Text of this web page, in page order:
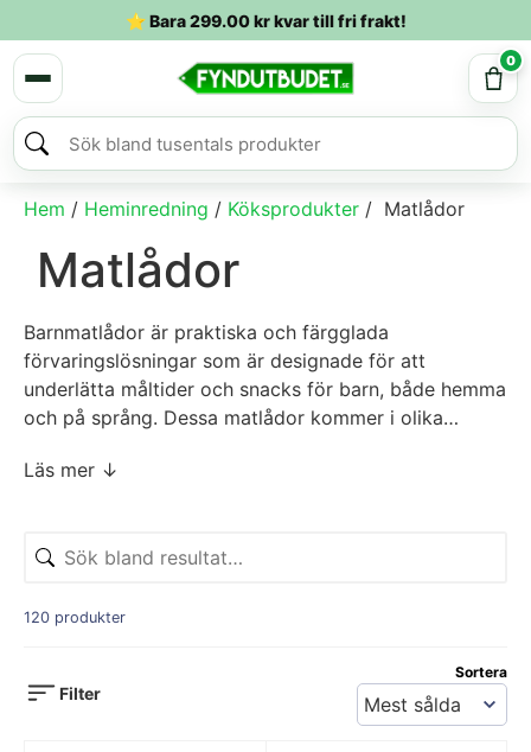
⭐ Bara299.00krkvar till fri frakt!
0
Hem / Heminredning / Köksprodukter / Matlådor
Matlådor
Barnmatlådor är praktiska och färgglada
förvaringslösningar som är designade för att
underlätta måltider och snacks för barn, både hemma
och på språng. Dessa matlådor kommer i olika
en varierad kost bestående av frukt, grönsaker,
säkerställer att de är säkra för barn och lämpliga för
Med roliga motiv och färgglada mönster kan
och avdelningar som hjälper till att hålla maten
livsmedel blandas. Oavsett om det handlar om
skolan, utflykter eller familjemiddagar är
uppmuntra till hälsosamma matvanor och
Läs mer ↓
120 produkter
Sortera
Filter